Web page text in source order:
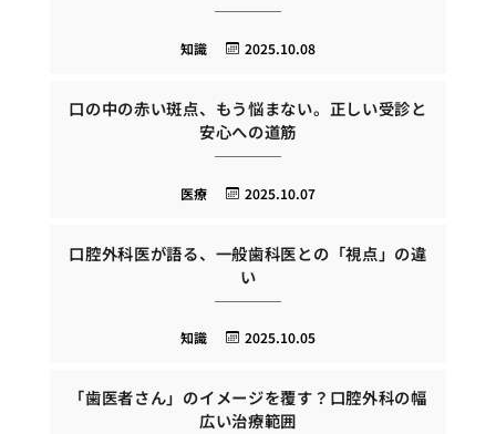
2025.10.08
知識
口の中の赤い斑点、もう悩まない。正しい受診と
安心への道筋
2025.10.07
医療
口腔外科医が語る、一般歯科医との「視点」の違
い
2025.10.05
知識
「歯医者さん」のイメージを覆す？口腔外科の幅
広い治療範囲